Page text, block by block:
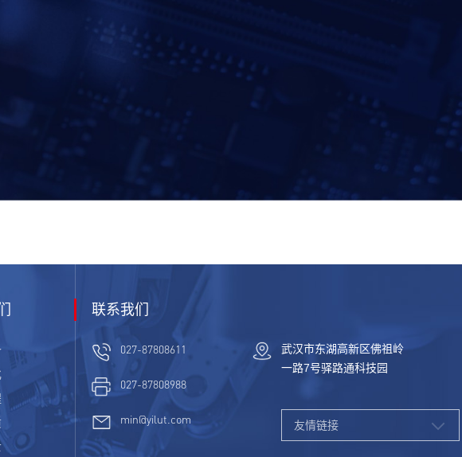
联系我们
027-87808611
027-87808988
min@yilut.com
武汉市东湖高新区佛祖岭
一路7号驿路通科技园
友情链接